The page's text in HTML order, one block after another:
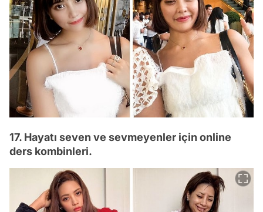
17. Hayatı seven ve sevmeyenler için online
ders kombinleri.